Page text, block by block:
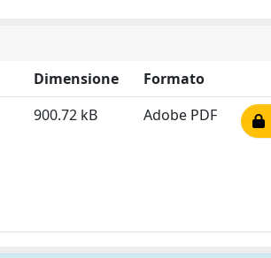
Dimensione
Formato
900.72 kB Adobe PDF